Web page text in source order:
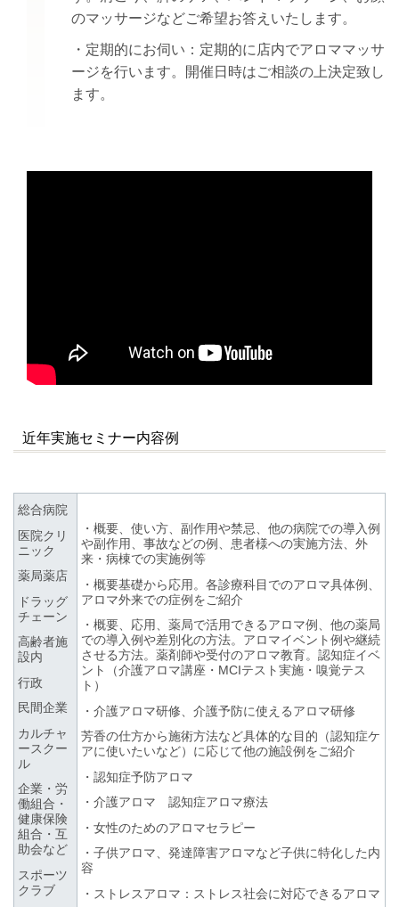
のマッサージなどご希望お答えいたします。
・定期的にお伺い：定期的に店内でアロママッサ
ージを行います。開催日時はご相談の上決定致し
ます。
近年実施セミナー内容例
総合病院
医院クリ
ニック
薬局薬店
ドラッグ
チェーン
高齢者施
設内
行政
民間企業
カルチャ
ースクー
ル
企業・労
働組合・
健康保険
組合・互
助会など
スポーツ
クラブ
・概要、使い方、副作用や禁忌、他の病院での導入例
や副作用、事故などの例、患者様への実施方法、外
来・病棟での実施例等
・概要基礎から応用。各診療科目でのアロマ具体例、
アロマ外来での症例をご紹介
・概要、応用、薬局で活用できるアロマ例、他の薬局
での導入例や差別化の方法。アロマイベント例や継続
させる方法。薬剤師や受付のアロマ教育。認知症イベ
ント（介護アロマ講座・MCIテスト実施・嗅覚テス
ト）
・介護アロマ研修、介護予防に使えるアロマ研修
芳香の仕方から施術方法など具体的な目的（認知症ケ
アに使いたいなど）に応じて他の施設例をご紹介
・認知症予防アロマ
・介護アロマ 認知症アロマ療法
・女性のためのアロマセラピー
・子供アロマ、発達障害アロマなど子供に特化した内
容
・ストレスアロマ：ストレス社会に対応できるアロマ